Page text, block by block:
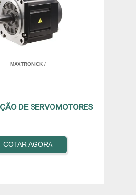
MAXTRONICK/
DE SERVOMOTORES
COTAR AGORA